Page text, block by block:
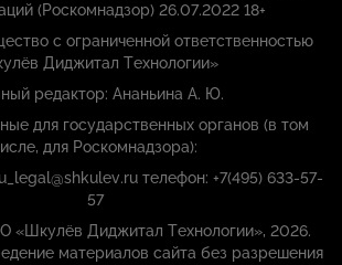
(Роскомнадзор) 26.07.2022 18+
с ограниченной ответственностью
Диджитал Технологии»
редактор: Ананьина А. Ю.
для государственных органов (в том
для Роскомнадзора):
телефон: +7(495) 633-57-
57
«Шкулёв Диджитал Технологии», 2026.
материалов сайта без разрешения